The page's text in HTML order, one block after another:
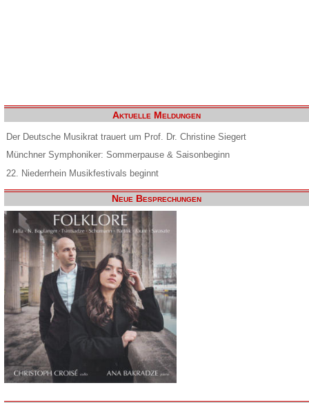
Aktuelle Meldungen
Der Deutsche Musikrat trauert um Prof. Dr. Christine Siegert
Münchner Symphoniker: Sommerpause & Saisonbeginn
22. Niederrhein Musikfestivals beginnt
Neue Besprechungen